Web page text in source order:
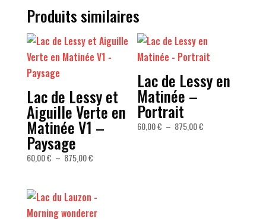
Produits similaires
Lac de Lessy et
Aiguille Verte en
Matinée V1 –
Paysage
60,00€ – 875,00€Plage
60,00 €
à
Lac de Lessy en
Matinée –
Portrait
60,00€ – 875,00€